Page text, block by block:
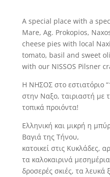
A special place with a
Mare, Ag. Prokopios,
cheese pies with local
tomato, basil and sweet
with our NISSOS Pilsner
H NΗΣΟΣ στο εστιατόριο
στην Ναξο, ταιριαστή με
τοπικά προιόντα!
Ελληνική και μικρή η
Βαγιά της Τήνου,
κατοικεί στις Κυκλάδες,
τα καλοκαιρινά
δροσερές σκιές, τα λευκά